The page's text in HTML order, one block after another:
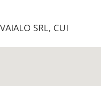
SRL, CUI